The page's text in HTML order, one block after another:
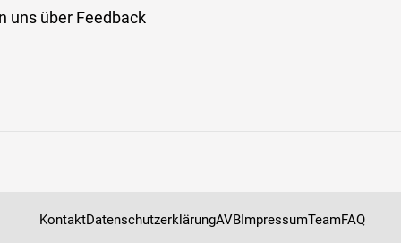
uns über Feedback
KontaktDatenschutzerklärungAVB ImpressumTeamFAQ